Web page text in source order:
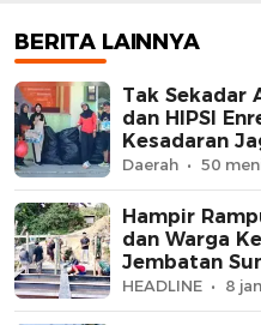
BERITA LAINNYA
Tak Sekadar
dan HIPSI
Kesadaran
Daerah 50
Hampir
dan Warga
Jembatan
Persen
HEADLINE 8